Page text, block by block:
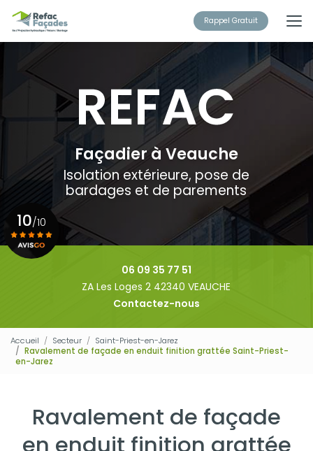
au
contenu
principal
Rappel Gratuit
Façadier à Veauche
Isolation extérieure, pose de
bardages et de parements
06 09 35 77 51
ZA Les Loges 2 42340 VEAUCHE
Contactez-nous
10/10
Accueil Secteur
Saint-Priest-en-Jarez
Ravalement de façade en enduit finition grattée Saint-Priest-
en-Jarez
Ravalement de façade